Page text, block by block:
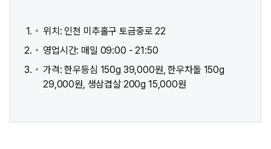
위치: 인천 미추홀구 토금중로 22
영업시간: 매일 09:00 - 21:50
가격: 한우등심 150g 39,000원, 한우차돌 150g
29,000원, 생삼겹살 200g 15,000원